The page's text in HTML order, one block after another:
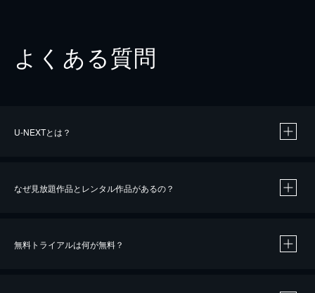
よくある質問
U-NEXTとは？
なぜ見放題作品とレンタル作品があるの？
無料トライアルは何が無料？